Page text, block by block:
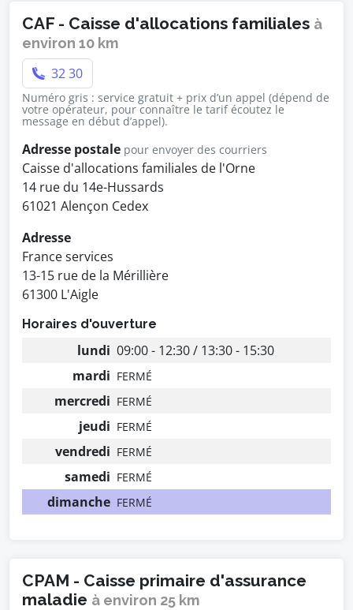
CAF - Caisse d'allocations familiales à
environ 10 km
32 30
Numéro gris : service gratuit + prix d’un appel (dépend de
votre opérateur, pour connaître le tarif écoutez le
message en début d’appel).
Adresse postale pour envoyer des courriers
Caisse d'allocations familiales de l'Orne
14 rue du 14e-Hussards
61021 Alençon Cedex
Adresse
France services
13-15 rue de la Mérillière
61300 L'Aigle
Horaires d'ouverture
lundi 09:00 - 12:30 / 13:30 - 15:30
mardi FERMÉ
mercredi FERMÉ
jeudi FERMÉ
vendredi FERMÉ
samedi FERMÉ
dimanche FERMÉ
CPAM - Caisse primaire d'assurance
maladie à environ 25 km